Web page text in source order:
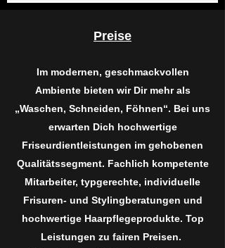
Preise
Im modernen, geschmackvollen
Ambiente bieten wir Dir mehr als
„Waschen, Schneiden, Föhnen“. Bei uns
erwarten Dich hochwertige
Friseurdientleistungen im gehobenen
Qualitätssegment. Fachlich kompetente
Mitarbeiter, typgerechte, individuelle
Frisuren- und Stylingberatungen und
hochwertige Haarpflegeprodukte. Top
Leistungen zu fairen Preisen.